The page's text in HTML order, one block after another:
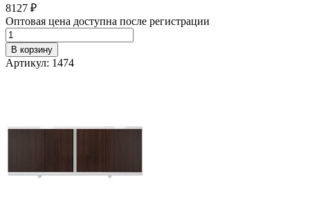
8127 ₽
Оптовая цена доступна после регистрации
В корзину
Артикул: 1474